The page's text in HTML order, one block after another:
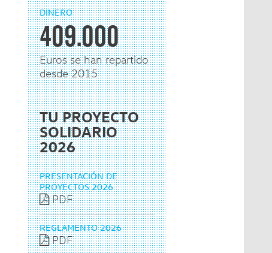
DINERO
409.000
Euros se han repartido
desde 2015
TU PROYECTO
SOLIDARIO
2026
PRESENTACIÓN DE
PROYECTOS 2026
PDF
REGLAMENTO 2026
PDF